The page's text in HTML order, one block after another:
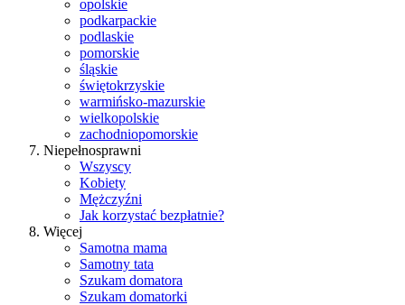
opolskie
podkarpackie
podlaskie
pomorskie
śląskie
świętokrzyskie
warmińsko-mazurskie
wielkopolskie
zachodniopomorskie
Niepełnosprawni
Wszyscy
Kobiety
Mężczyźni
Jak korzystać bezpłatnie?
Więcej
Samotna mama
Samotny tata
Szukam domatora
Szukam domatorki